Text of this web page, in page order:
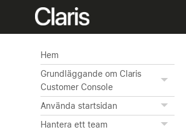
Hem
Grundläggande om Claris
Customer Console
Använda startsidan
Hantera ett team